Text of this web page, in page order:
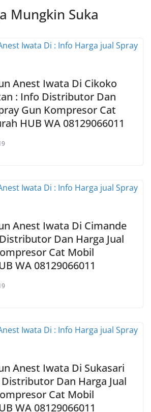
Mungkin Suka
Anest Iwata Di Cikoko
: Info Distributor Dan
Gun Kompresor Cat
HUB WA 08129066011
Anest Iwata Di Cimande
Dan Harga Jual
Cat Mobil
WA 08129066011
Anest Iwata Di Sukasari
Dan Harga Jual
Cat Mobil
WA 08129066011